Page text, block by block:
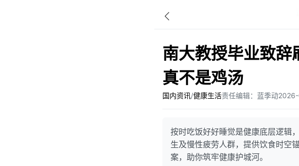
南大教授毕业致
真不是鸡汤
国内资讯/健康生活责任编辑：蓝季动
按时吃饭好好睡觉是健康底层逻辑
生及慢性疲劳人群，提供饮食时空
案，助你筑牢健康护城河。